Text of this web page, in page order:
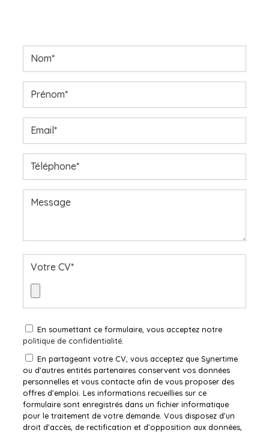
Nom*
Prénom*
Email*
Téléphone*
Message
Votre CV*
En soumettant ce formulaire, vous acceptez notre
politique de confidentialité
En partageant votre CV, vous acceptez que Synertime
ou d’autres entités partenaires conservent vos données
personnelles et vous contacte afin de vous proposer des
offres d’emploi. Les informations recueillies sur ce
formulaire sont enregistrés dans un fichier informatique
pour le traitement de votre demande. Vous disposez d’un
droit d’accès, de rectification et d’opposition aux données,